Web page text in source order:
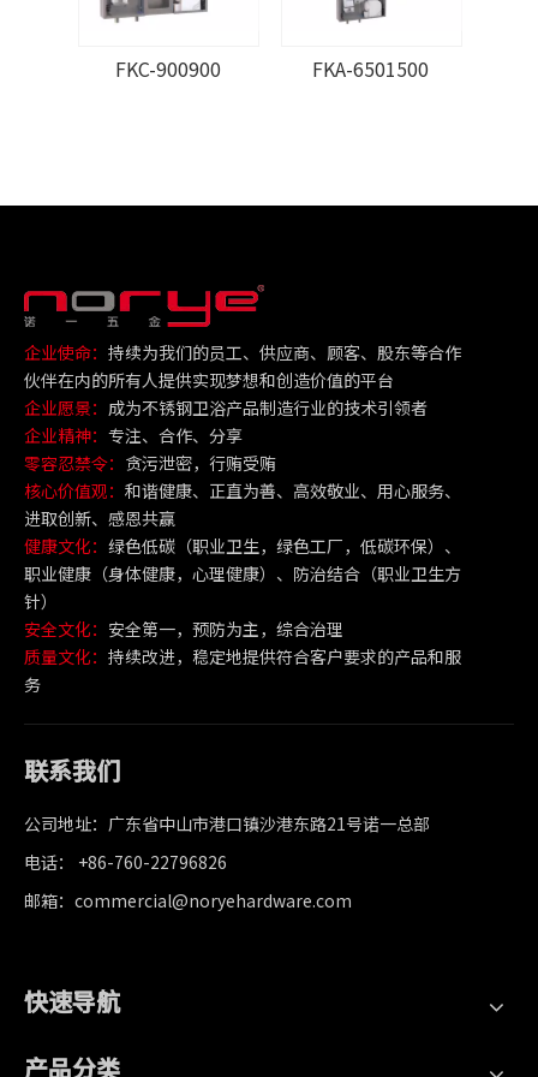
FKC-900900 FKA-6501500
企业使命： 持续为我们的员工、供应商、顾客、股东等合作
伙伴在内的所有人提供实现梦想和创造价值的平台
企业愿景： 成为不锈钢卫浴产品制造行业的技术引领者
企业精神： 专注、合作、分享
零容忍禁令： 贪污泄密，行贿受贿
核心价值观： 和谐健康、正直为善、高效敬业、用心服务、
进取创新、感恩共赢
健康文化： 绿色低碳（职业卫生，绿色工厂，低碳环保）、
职业健康（身体健康，心理健康）、防治结合（职业卫生方
针）
安全文化： 安全第一，预防为主，综合治理
质量文化： 持续改进，稳定地提供符合客户要求的产品和服
务
联系我们
公司地址：广东省中山市港口镇沙港东路21号诺一总部
电话： +86-760-22796826
邮箱：commercial@noryehardware.com
快速导航
产品分类